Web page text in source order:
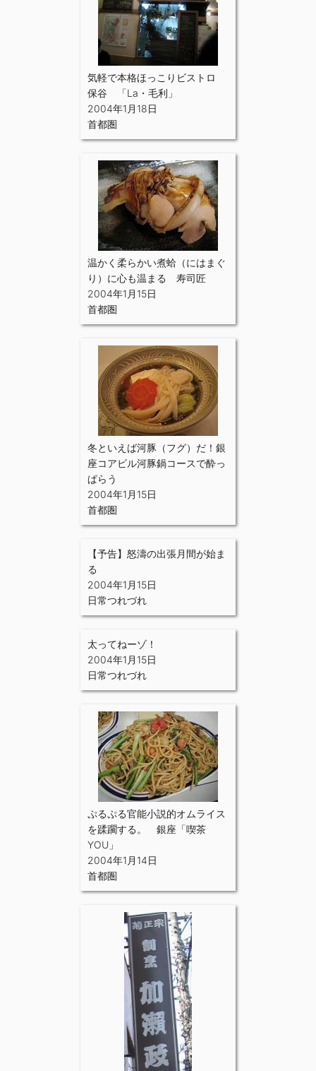
気軽で本格ほっこりビストロ
保谷 「La・毛利」
2004年1月18日
首都圏
温かく柔らかい煮蛤（にはまぐ
り）に心も温まる 寿司匠
2004年1月15日
首都圏
冬といえば河豚（フグ）だ！銀
座コアビル河豚鍋コースで酔っ
ぱらう
2004年1月15日
首都圏
【予告】怒濤の出張月間が始ま
る
2004年1月15日
日常つれづれ
太ってねーゾ！
2004年1月15日
日常つれづれ
ぷるぷる官能小説的オムライス
を蹂躙する。 銀座「喫茶
YOU」
2004年1月14日
首都圏